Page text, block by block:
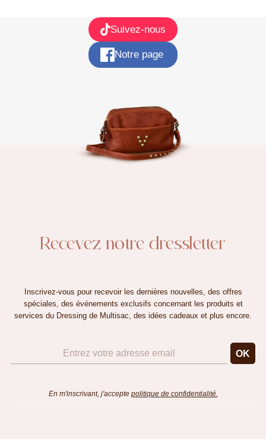
Suivez-nous
Notre page
Recevez notre dressletter
Inscrivez-vous pour recevoir les dernières nouvelles, des offres
spéciales, des événements exclusifs concernant les produits et
services du Dressing de Multisac, des idées cadeaux et plus encore.
En m'inscrivant, j'accepte politique de confidentialité.